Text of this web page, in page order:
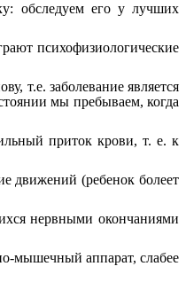
обследуем его у лучших
психофизиологические
т.е. заболевание является
мы пребываем, когда
приток крови, т. е. к
движений (ребенок болеет
нервными окончаниями
мышечный аппарат, слабее